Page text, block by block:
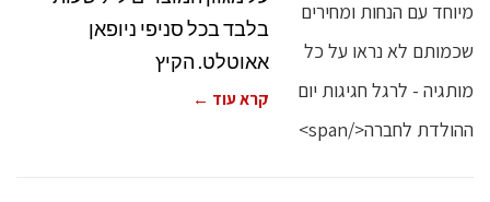
בלבד בכל סניפי ניופאן
אאוטלט. הקיץ
קרא עוד ←